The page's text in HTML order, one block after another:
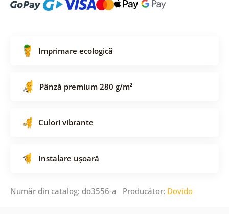
Imprimare ecologică
Pânză premium 280 g/m²
Culori vibrante
Instalare ușoară
Număr din catalog: do3556-a Producător: Dovido